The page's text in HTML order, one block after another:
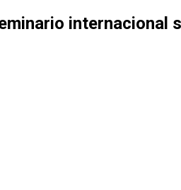
internacional